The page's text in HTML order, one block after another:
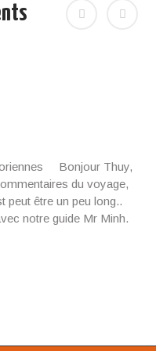
Bonjour Thuy,
du voyage,
peut être un peu long..
notre guide Mr Minh.